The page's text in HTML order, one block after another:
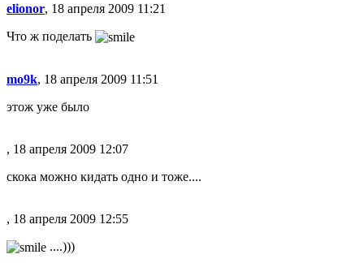
elionor, 18 апреля 2009 11:21
Что ж поделать
mo9k, 18 апреля 2009 11:51
этож уже было
, 18 апреля 2009 12:07
скока можно кидать одно и тоже....
, 18 апреля 2009 12:55
....)))